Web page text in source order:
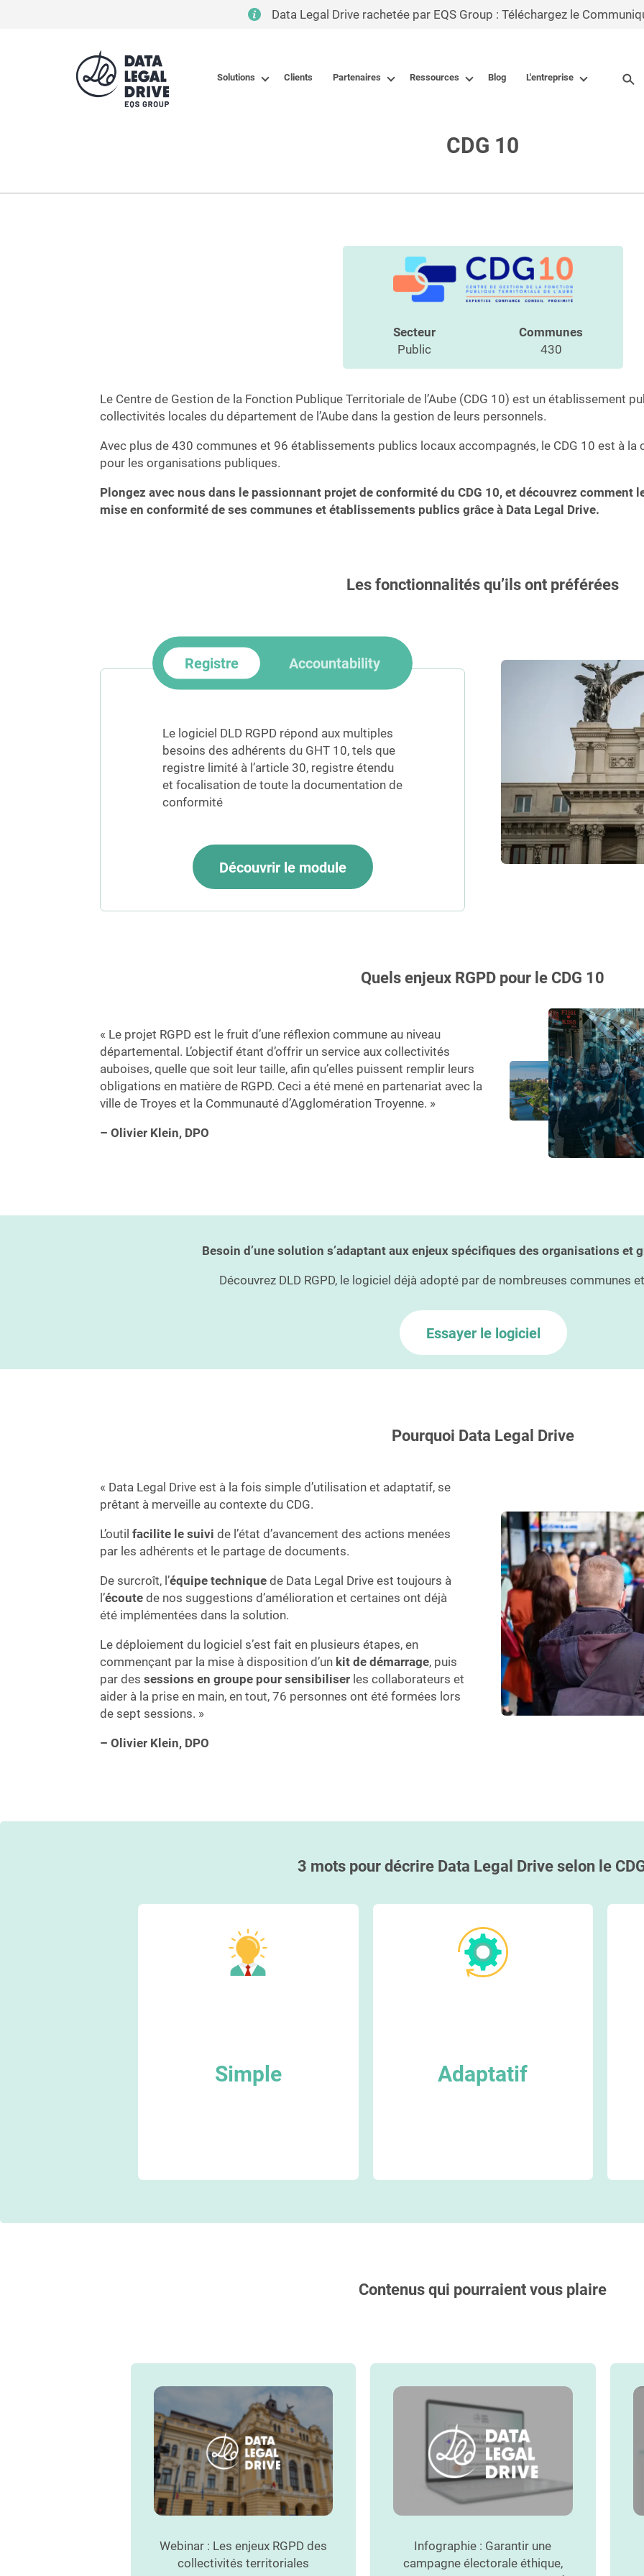
Data Legal Drive rachetée par EQS Group : Téléchargez le
Solutions Clients Partenaires Ressources Blog L'entreprise
CDG 10
Secteur
Public
Communes
430
Le Centre de Gestion de la Fonction Publique Territoriale de l’Aube (CDG 10) est un établissement
collectivités locales du département de l’Aube dans la gestion de leurs personnels.
Avec plus de 430 communes et 96 établissements publics locaux accompagnés, le CDG 10 est à la
pour les organisations publiques.
Plongez avec nous dans le passionnant projet de conformité du CDG 10, et découvrez comment
mise en conformité de ses communes et établissements publics grâce à Data Legal Drive.
Les fonctionnalités qu’ils ont préférées
Registre Accountability
Le logiciel DLD RGPD répond aux multiples
besoins des adhérents du GHT 10, tels que
registre limité à l’article 30, registre étendu
et focalisation de toute la documentation de
conformité
Découvrir le module
Quels enjeux RGPD pour le CDG 10
« Le projet RGPD est le fruit d’une réflexion commune au niveau
départemental. L’objectif étant d’offrir un service aux collectivités
auboises, quelle que soit leur taille, afin qu’elles puissent remplir leurs
obligations en matière de RGPD. Ceci a été mené en partenariat avec la
ville de Troyes et la Communauté d’Agglomération Troyenne. »
– Olivier Klein, DPO
Besoin d’une solution s’adaptant aux enjeux spécifiques des organisations et
Découvrez DLD RGPD, le logiciel déjà adopté par de nombreuses communes
Essayer le logiciel
Pourquoi Data Legal Drive
« Data Legal Drive est à la fois simple d’utilisation et adaptatif, se
prêtant à merveille au contexte du CDG.
L’outilfacilite le suivi de l’état d’avancement des actions menées
par les adhérents et le partage de documents.
De surcroît, l’équipe technique de Data Legal Drive est toujours à
l’écoute de nos suggestions d’amélioration et certaines ont déjà
été implémentées dans la solution.
Le déploiement du logiciel s’est fait en plusieurs étapes, en
commençant par la mise à disposition d’un kit de démarrage, puis
par dessessions en groupe pour sensibiliser les collaborateurs et
aider à la prise en main, en tout, 76 personnes ont été formées lors
de sept sessions. »
– Olivier Klein, DPO
3 mots pour décrire Data Legal Drive selon le
Simple Adaptatif
Contenus qui pourraient vous plaire
Webinar : Les enjeux RGPD des
collectivités territoriales
Infographie : Garantir une
campagne électorale éthique,